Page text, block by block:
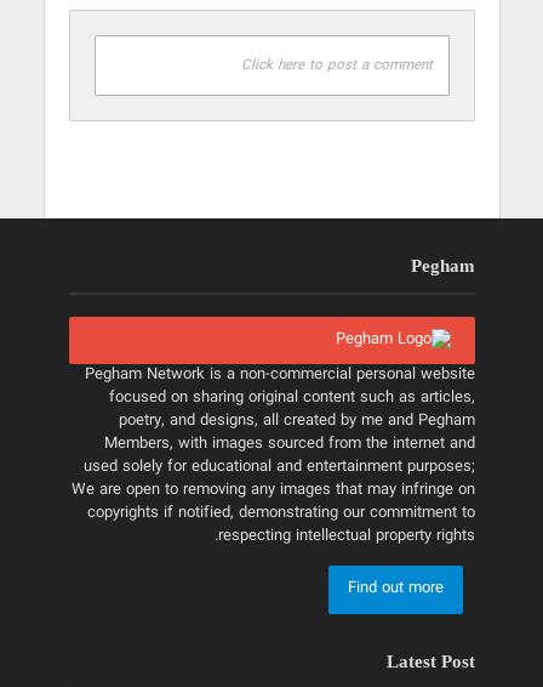
Click here to post a comment
Pegham
Pegham Network is a non-commercial personal website
focused on sharing original content such as articles,
poetry, and designs, all created by me and Pegham
Members, with images sourced from the internet and
used solely for educational and entertainment purposes;
We are open to removing any images that may infringe on
copyrights if notified, demonstrating our commitment to
respecting intellectual property rights.
Find out more
Latest Post